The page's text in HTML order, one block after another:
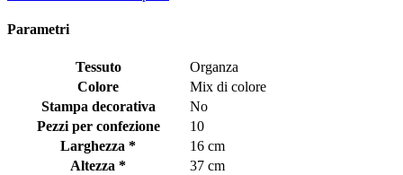
Parametri
Tessuto
Organza
Colore
Mix di colore
Stampa decorativa
No
Pezzi per confezione
10
Larghezza *
16 cm
Altezza *
37 cm